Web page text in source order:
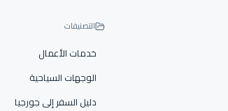
التصنيفات
خدمات الأعمال
الوجهات السياحية
دليل السفر إلى جورجيا